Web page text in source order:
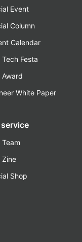
Event
Column
Calendar
Tech Festa
Award
White Paper
Team
Zine
Shop